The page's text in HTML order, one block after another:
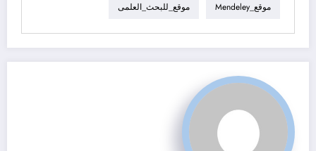
موقع_Mendeley موقع_للبحث_العلمى